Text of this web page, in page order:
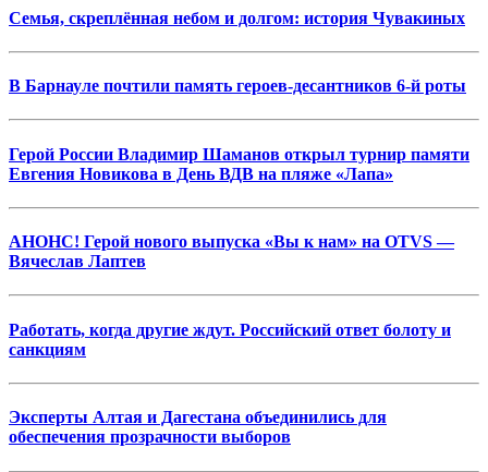
Семья, скреплённая небом и долгом: история Чувакиных
В Барнауле почтили память героев-десантников 6-й роты
Герой России Владимир Шаманов открыл турнир памяти
Евгения Новикова в День ВДВ на пляже «Лапа»
АНОНС! Герой нового выпуска «Вы к нам» на OTVS —
Вячеслав Лаптев
Работать, когда другие ждут. Российский ответ болоту и
санкциям
Эксперты Алтая и Дагестана объединились для
обеспечения прозрачности выборов